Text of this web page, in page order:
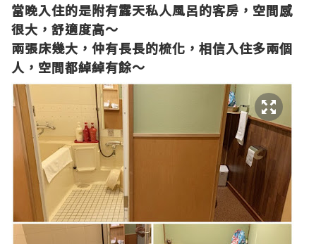
當晚入住的是附有露天私人風呂的客房，空間感
很大，舒適度高～
兩張床幾大，仲有長長的梳化，相信入住多兩個
人，空間都綽綽有餘～